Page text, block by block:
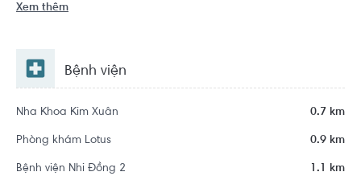
Xem thêm
Bệnh viện
Nha Khoa Kim Xuân 0.7 km
Phòng khám Lotus 0.9 km
Bệnh viện Nhi Đồng 2 1.1 km